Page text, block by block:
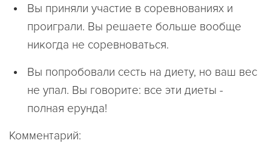
Вы приняли участие в соревнованиях и
проиграли. Вы решаете больше вообще
никогда не соревноваться.
Вы попробовали сесть на диету, но ваш вес
не упал. Вы говорите: все эти диеты -
полная ерунда!
Комментарий: